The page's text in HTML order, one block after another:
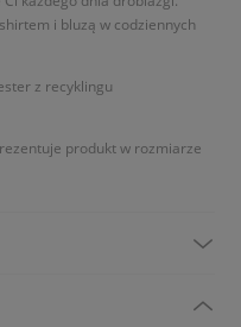
i bluzą w codziennych
z recyklingu
produkt w rozmiarze